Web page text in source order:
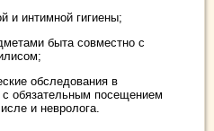
и интимной гигиены;
быта совместно с
обследования в
обязательным посещением
и невролога.